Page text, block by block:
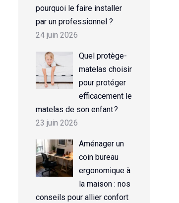
pourquoi le faire installer
par un professionnel ?
24 juin 2026
Quel protège-
matelas choisir
pour protéger
efficacement le
matelas de son enfant ?
23 juin 2026
Aménager un
coin bureau
ergonomique à
la maison : nos
conseils pour allier confort